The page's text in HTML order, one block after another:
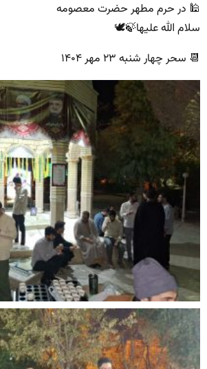
🕌 در حرم مطهر حضرت معصومه
سلام الله علیها🍃🕊
📆 سحر چهار شنبه ۲۳ مهر ۱۴۰۴